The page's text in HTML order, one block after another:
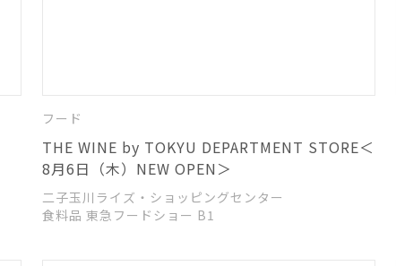
フード
THE WINE by TOKYU DEPARTMENT STORE＜
8月6日（木）NEW OPEN＞
二子玉川ライズ・ショッピングセンター
食料品 東急フードショー B1